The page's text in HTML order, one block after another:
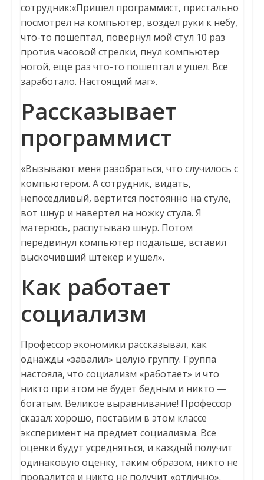
сотрудник:«Пришел программист, пристально
посмотрел на компьютер, воздел руки к небу,
что-то пошептал, повернул мой стул 10 раз
против часовой стрелки, пнул компьютер
ногой, еще раз что-то пошептал и ушел. Все
заработало. Настоящий маг».
Рассказывает
программист
«Вызывают меня разобраться, что случилось с
компьютером. А сотрудник, видать,
непоседливый, вертится постоянно на стуле,
вот шнур и навертел на ножку стула. Я
матерюсь, распутываю шнур. Потом
передвинул компьютер подальше, вставил
выскочивший штекер и ушел».
Как работает
социализм
Профессор экономики рассказывал, как
однажды «завалил» целую группу. Группа
настояла, что социализм «работает» и что
никто при этом не будет бедным и никто —
богатым. Великое выравнивание! Профессор
сказал: хорошо, поставим в этом классе
эксперимент на предмет социализма. Все
оценки будут усредняться, и каждый получит
одинаковую оценку, таким образом, никто не
провалится и никто не получит «отлично».